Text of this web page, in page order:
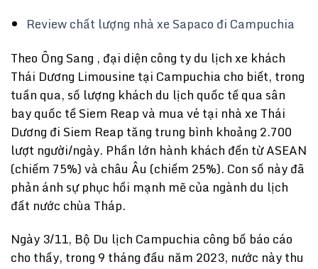
Review chất lượng nhà xe Sapaco đi Campuchia
Theo Ông Sang , đại diện công ty du lịch xe khách
Thái Dương Limousine tại Campuchia cho biết, trong
tuần qua, số lượng khách du lịch quốc tế qua sân
bay quốc tế Siem Reap và mua vé tại nhà xe Thái
Dương đi Siem Reap tăng trung bình khoảng 2.700
lượt người/ngày. Phần lớn hành khách đến từ ASEAN
(chiếm 75%) và châu Âu (chiếm 25%). Con số này đã
phản ánh sự phục hồi mạnh mẽ của ngành du lịch
đất nước chùa Tháp.
Ngày 3/11, Bộ Du lịch Campuchia công bố báo cáo
cho thấy, trong 9 tháng đầu năm 2023, nước này thu